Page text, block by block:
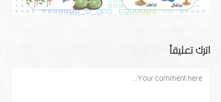
اترك تعليقاً